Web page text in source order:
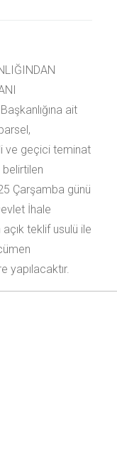
ait
ve geçici teminat
Çarşamba günü
İhale
teklif usulü ile
yapılacaktır.